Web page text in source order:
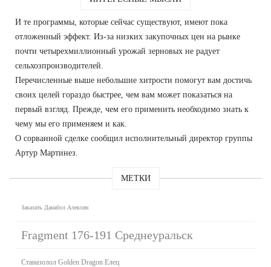
И те программы, которые сейчас существуют, имеют пока
отложенный эффект. Из-за низких закупочных цен на рынке
почти четырехмиллионный урожай зерновых не радует
сельхозпроизводителей.
Перечисленные выше небольшие хитрости помогут вам достичь
своих целей гораздо быстрее, чем вам может показаться на
первый взгляд. Прежде, чем его применить необходимо знать к
чему мы его применяем и как.
О сорванной сделке сообщил исполнительный директор группы
Артур Мартинез.
МЕТКИ
Заказать Данабол Алексин
Fragment 176-191 Среднеуральск
Станазолол Golden Dragon Елец